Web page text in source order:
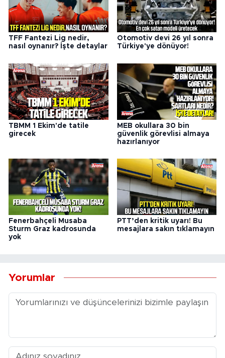
TFF Fantezi Lig nedir,
nasıl oynanır? İşte detaylar
Otomotiv devi 26 yıl sonra
Türkiye'ye dönüyor!
TBMM 1 Ekim'de tatile
girecek
MEB okullara 30 bin
güvenlik görevlisi almaya
hazırlanıyor
Fenerbahçeli Musaba
Sturm Graz kadrosunda
yok
PTT’den kritik uyarı! Bu
mesajlara sakın tıklamayın
Yorumlar